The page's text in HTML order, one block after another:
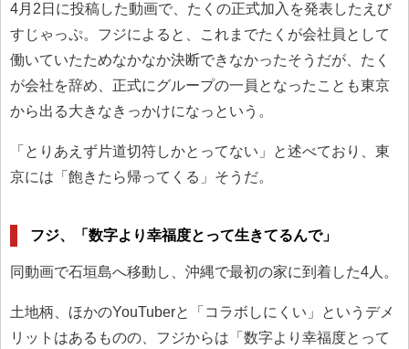
4月2日に投稿した動画で、たくの正式加入を発表したえび
すじゃっぷ。フジによると、これまでたくが会社員として
働いていたためなかなか決断できなかったそうだが、たく
が会社を辞め、正式にグループの一員となったことも東京
から出る大きなきっかけになっという。
「とりあえず片道切符しかとってない」と述べており、東
京には「飽きたら帰ってくる」そうだ。
フジ、「数字より幸福度とって生きてるんで」
同動画で石垣島へ移動し、沖縄で最初の家に到着した4人。
土地柄、ほかのYouTuberと「コラボしにくい」というデメ
リットはあるものの、フジからは「数字より幸福度とって